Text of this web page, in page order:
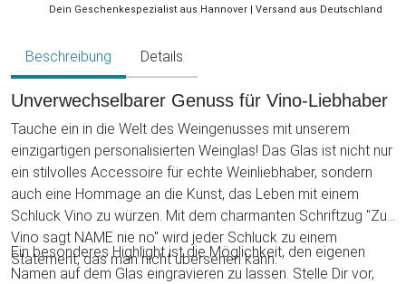
Dein Geschenkespezialist aus Hannover | Versand aus Deutschland
Beschreibung Details
Unverwechselbarer Genuss für Vino-Liebhaber
Tauche ein in die Welt des Weingenusses mit unserem
einzigartigen personalisierten Weinglas! Das Glas ist nicht nur
ein stilvolles Accessoire für echte Weinliebhaber, sondern
auch eine Hommage an die Kunst, das Leben mit einem
Schluck Vino zu würzen. Mit dem charmanten Schriftzug "Zu
Vino sagt NAME nie no" wird jeder Schluck zu einem
Statement, das man nicht übersehen kann.
Ein besonderes Highlight ist die Möglichkeit, den eigenen
Namen auf dem Glas eingravieren zu lassen. Stelle Dir vor,